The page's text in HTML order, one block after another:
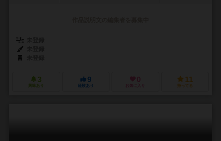
3
興味あり
9
経験あり
0
お気に入り
11
持ってる